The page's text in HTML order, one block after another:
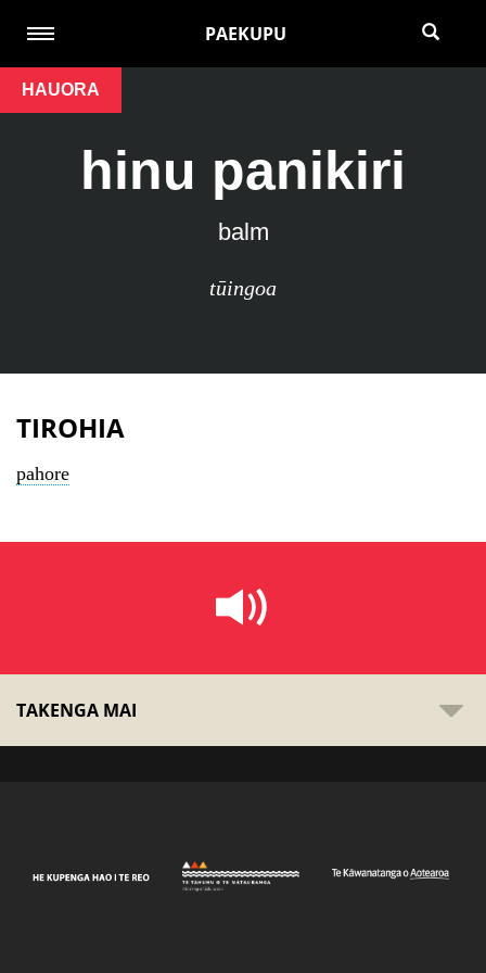
PAEKUPU
HAUORA
hinu panikiri
balm
tūingoa
TIROHIA
pahore
TAKENGA MAI